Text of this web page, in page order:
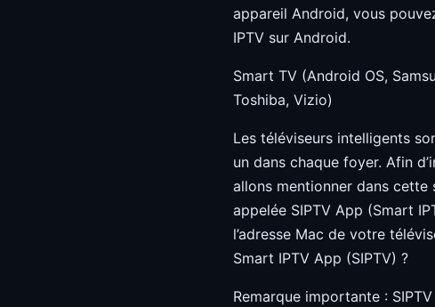
appareil Android, vous
IPTV sur Android.
Smart TV (Android OS,
Toshiba, Vizio)
Les téléviseurs intelligents
un dans chaque foyer. Afin
allons mentionner dans
appelée SIPTV App (Smart
l’adresse Mac de votre
Smart IPTV App (SIPTV) ?
Remarque importante :